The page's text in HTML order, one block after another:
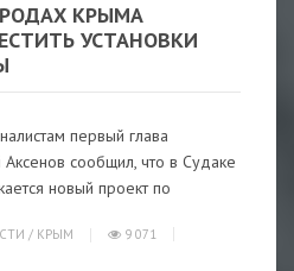
КРЫМА
УСТАНОВКИ
первый глава
сообщил, что в Судаке
новый проект по
/ КРЫМ
9 071